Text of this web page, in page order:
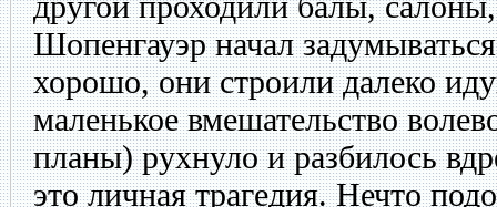
Шопенгауэр начал
хорошо, они строили далеко
маленькое вмешательство
планы) рухнуло и разбилось
это личная трагедия. Нечто